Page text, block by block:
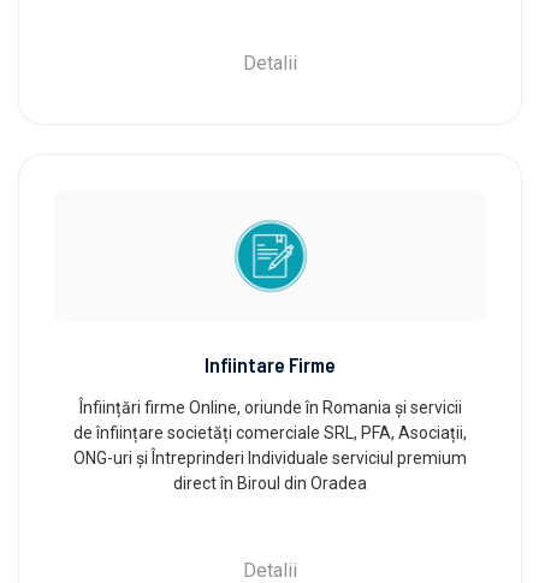
Detalii
Infiintare Firme
Înființări firme Online, oriunde în Romania și servicii
de înființare societăți comerciale SRL, PFA, Asociații,
ONG-uri și Întreprinderi Individuale serviciul premium
direct în Biroul din Oradea
Detalii